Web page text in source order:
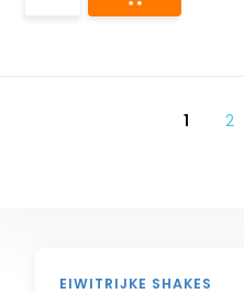
1 2
EIWITRIJKE SHAKES